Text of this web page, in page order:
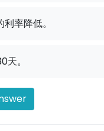
率降低。
。